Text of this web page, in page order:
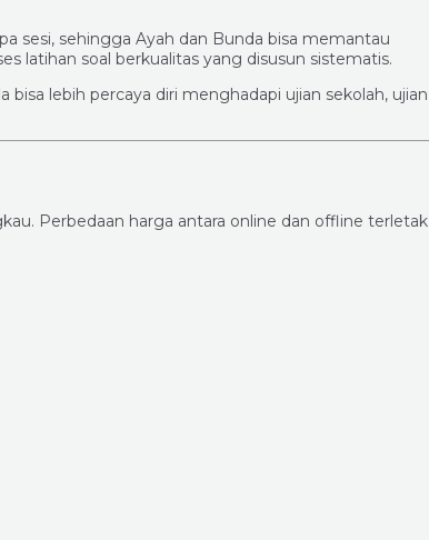
sesi, sehingga Ayah dan Bunda bisa memantau
latihan soal berkualitas yang disusun sistematis.
lebih percaya diri menghadapi ujian sekolah, ujian
Perbedaan harga antara online dan offline terletak